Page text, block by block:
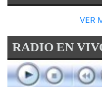
VER
RADIO EN